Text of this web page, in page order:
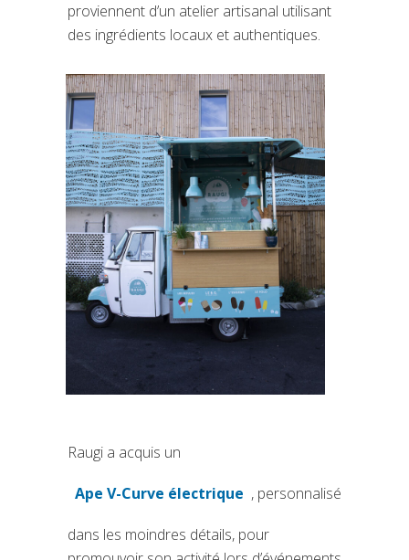
proviennent d’un atelier artisanal utilisant
des ingrédients locaux et authentiques.
Raugi a acquis un
Ape V-Curve électrique
(si apre in una nuova scheda)
, personnalisé
dans les moindres détails, pour